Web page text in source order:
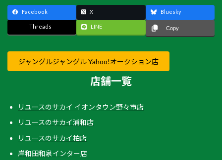
Facebook X Bluesky
Threads LINE Copy
ジャングルジャングル Yahoo!オークション店
店舗一覧
リユースのサカイ イオンタウン野々市店
リユースのサカイ浦和店
リユースのサカイ柏店
岸和田和泉インター店